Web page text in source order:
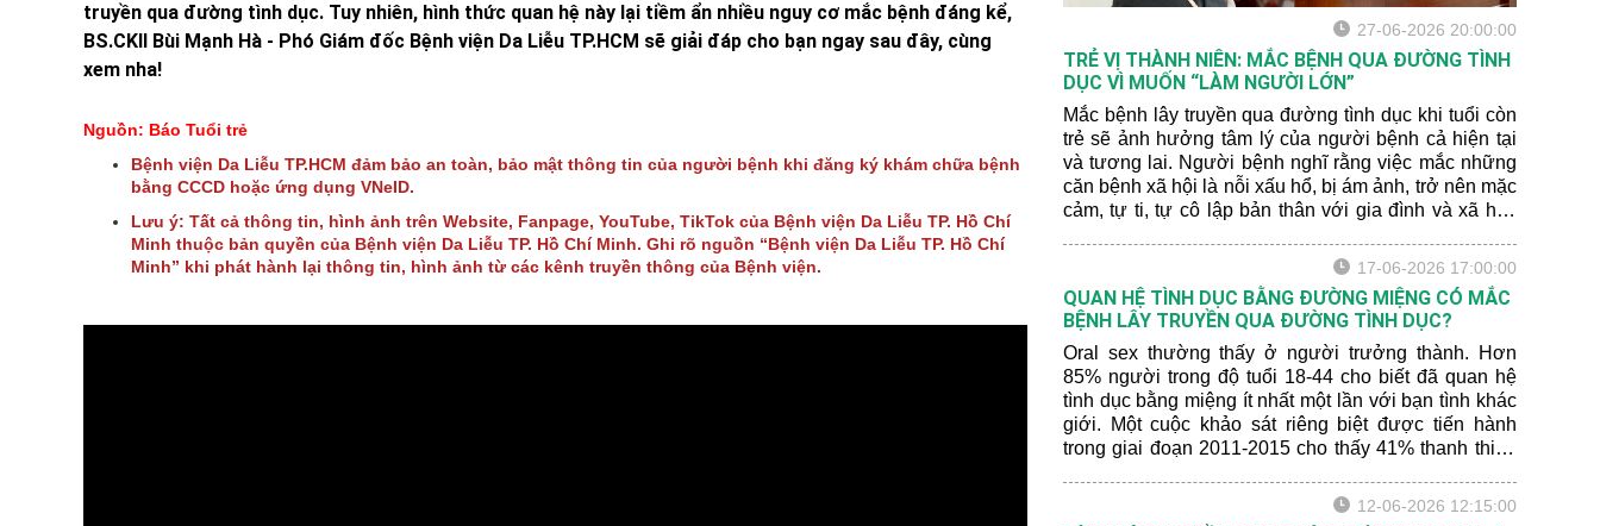
truyền qua đường tình dục. Tuy nhiên, hình thức quan hệ này lại tiềm ẩn nhiều nguy cơ mắc bệnh đáng kể,
BS.CKII Bùi Mạnh Hà - Phó Giám đốc Bệnh viện Da Liễu TP.HCM sẽ giải đáp cho bạn ngay sau đây, cùng
xem nha!
Nguồn: Báo Tuổi trẻ
Bệnh viện Da Liễu TP.HCM đảm bảo an toàn, bảo mật thông tin của người bệnh khi đăng ký khám chữa bệnh
bằng CCCD hoặc ứng dụng VNeID.
Lưu ý: Tất cả thông tin, hình ảnh trên Website, Fanpage, YouTube, TikTok của Bệnh viện Da Liễu TP. Hồ Chí
Minh thuộc bản quyền của Bệnh viện Da Liễu TP. Hồ Chí Minh. Ghi rõ nguồn “Bệnh viện Da Liễu TP. Hồ Chí
Minh” khi phát hành lại thông tin, hình ảnh từ các kênh truyền thông của Bệnh viện.
27-06-2026 20:00:00
TRẺ VỊ THÀNH NIÊN: MẮC BỆNH QUA ĐƯỜNG TÌNH
DỤC VÌ MUỐN “LÀM NGƯỜI LỚN”
Mắc bệnh lây truyền qua đường tình dục khi tuổi còn
trẻ sẽ ảnh hưởng tâm lý của người bệnh cả hiện tại
và tương lai. Người bệnh nghĩ rằng việc mắc những
căn bệnh xã hội là nỗi xấu hổ, bị ám ảnh, trở nên mặc
cảm, tự ti, tự cô lập bản thân với gia đình và xã hội.
quan hệ tình dục do sợ bị tái nhiễm hoặc sợ lây lan
cho bạn tình, lo lắng bạn tình phát hiện mình đã từng
bị nhiễm bệnh.
17-06-2026 17:00:00
QUAN HỆ TÌNH DỤC BẰNG ĐƯỜNG MIỆNG CÓ MẮC
BỆNH LÂY TRUYỀN QUA ĐƯỜNG TÌNH DỤC?
Oral sex thường thấy ở người trưởng thành. Hơn
85% người trong độ tuổi 18-44 cho biết đã quan hệ
tình dục bằng miệng ít nhất một lần với bạn tình khác
giới. Một cuộc khảo sát riêng biệt được tiến hành
trong giai đoạn 2011-2015 cho thấy 41% thanh thiếu
bằng miệng với bạn tình khác giới. 12-06-2026 12:15:00